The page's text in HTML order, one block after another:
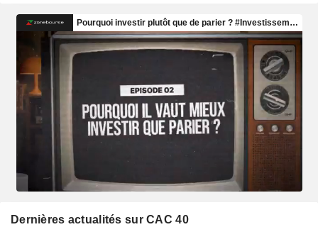
Dernières actualités sur CAC 40